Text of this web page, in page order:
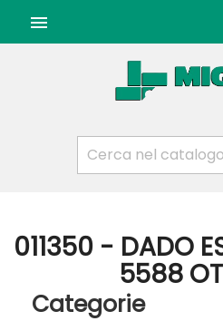

011350 - DADO
5588
Categorie